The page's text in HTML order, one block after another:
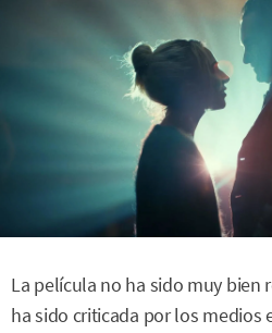
La película no ha sido muy bien
ha sido criticada por los medios